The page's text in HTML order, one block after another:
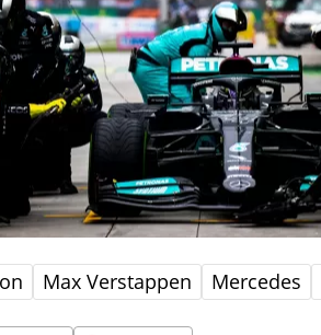
Max Verstappen Mercedes